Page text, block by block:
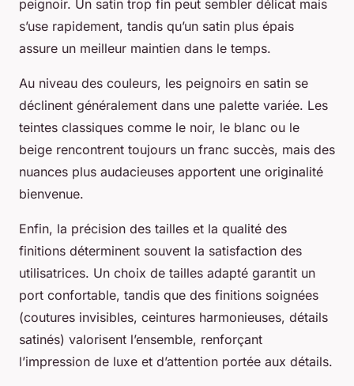
peignoir. Un satin trop fin peut sembler délicat mais
s’use rapidement, tandis qu’un satin plus épais
assure un meilleur maintien dans le temps.
Au niveau des couleurs, les peignoirs en satin se
déclinent généralement dans une palette variée. Les
teintes classiques comme le noir, le blanc ou le
beige rencontrent toujours un franc succès, mais des
nuances plus audacieuses apportent une originalité
bienvenue.
Enfin, la précision des tailles et la qualité des
finitions déterminent souvent la satisfaction des
utilisatrices. Un choix de tailles adapté garantit un
port confortable, tandis que des finitions soignées
(coutures invisibles, ceintures harmonieuses, détails
satinés) valorisent l’ensemble, renforçant
l’impression de luxe et d’attention portée aux détails.